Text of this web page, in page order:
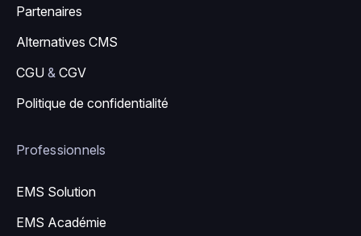
Partenaires
Alternatives CMS
CGU & CGV
Politique de confidentialité
Professionnels
EMS Solution
EMS Académie